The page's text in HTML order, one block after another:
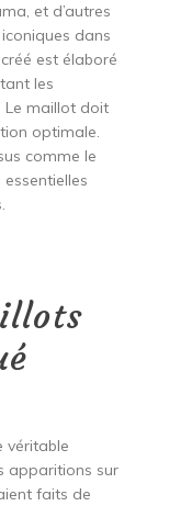
et d’autres
dans
est élaboré
les
Le maillot doit
optimale.
comme le
véritable
apparitions sur
faits de